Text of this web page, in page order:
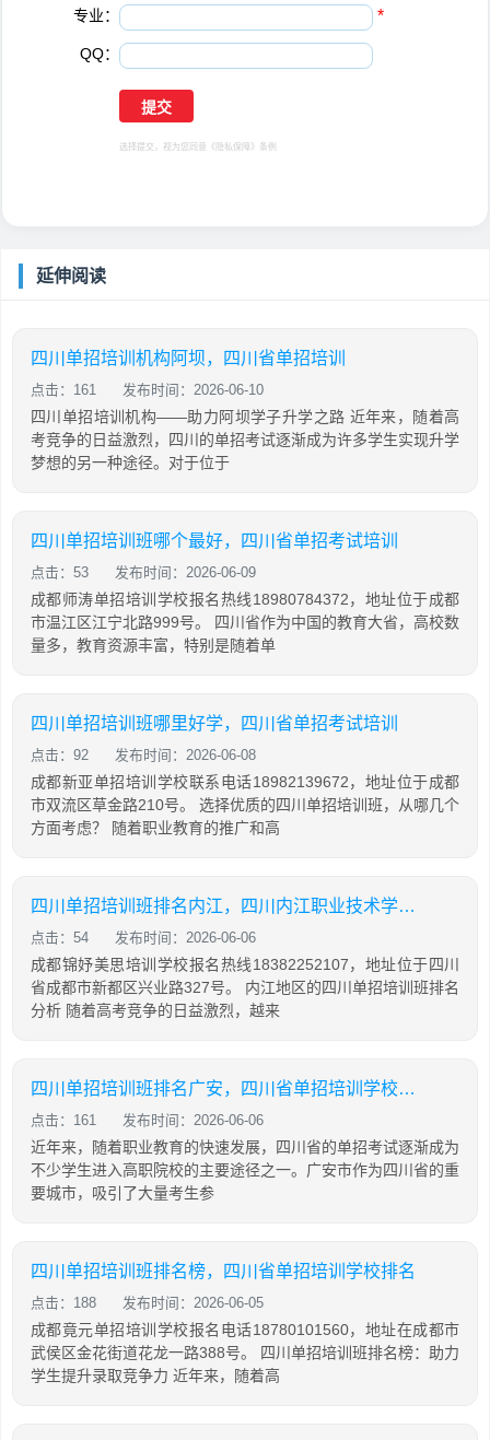
专业： *
QQ：
选择提交，视为您同意 《隐私保障》 条例
延伸阅读
四川单招培训机构阿坝，四川省单招培训
点击：161 发布时间：2026-06-10
四川单招培训机构——助力阿坝学子升学之路 近年来，随着高
考竞争的日益激烈，四川的单招考试逐渐成为许多学生实现升学
梦想的另一种途径。对于位于
四川单招培训班哪个最好，四川省单招考试培训
点击：53 发布时间：2026-06-09
成都师涛单招培训学校报名热线18980784372，地址位于成都
市温江区江宁北路999号。 四川省作为中国的教育大省，高校数
量多，教育资源丰富，特别是随着单
四川单招培训班哪里好学，四川省单招考试培训
点击：92 发布时间：2026-06-08
成都新亚单招培训学校联系电话18982139672，地址位于成都
市双流区草金路210号。 选择优质的四川单招培训班，从哪几个
方面考虑？ 随着职业教育的推广和高
四川单招培训班排名内江，四川内江职业技术学校单招
点击：54 发布时间：2026-06-06
成都锦妤美思培训学校报名热线18382252107，地址位于四川
省成都市新都区兴业路327号。 内江地区的四川单招培训班排名
分析 随着高考竞争的日益激烈，越来
四川单招培训班排名广安，四川省单招培训学校排名
点击：161 发布时间：2026-06-06
近年来，随着职业教育的快速发展，四川省的单招考试逐渐成为
不少学生进入高职院校的主要途径之一。广安市作为四川省的重
要城市，吸引了大量考生参
四川单招培训班排名榜，四川省单招培训学校排名
点击：188 发布时间：2026-06-05
成都竟元单招培训学校报名电话18780101560，地址在成都市
武侯区金花街道花龙一路388号。 四川单招培训班排名榜：助力
学生提升录取竞争力 近年来，随着高